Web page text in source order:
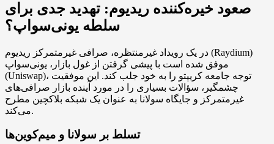
صعود خیره‌کننده ریدیوم: تهدید جدی برای
سلطه یونی‌سواپ؟
در یک رویداد غیرمنتظره، صرافی غیرمتمرکز ریدیوم (Raydium)
موفق شده است با پیشی گرفتن از غول بازار، یونی‌سواپ
(Uniswap)، توجه جامعه کریپتو را به خود جلب کند. این موفقیت
چشمگیر، سؤالات بسیاری را در مورد آینده بازار صرافی‌های
غیرمتمرکز و جایگاه سولانا به عنوان یک شبکه بلاکچین مطرح
می‌کند.
تسلط بر سولانا و میم‌کوین‌ها